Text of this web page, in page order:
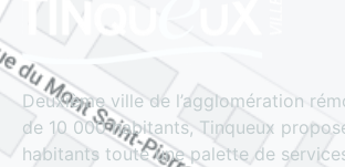
Deuxième ville de l’agglomération
de 10 000 habitants, Tinqueux
habitants toute une palette de